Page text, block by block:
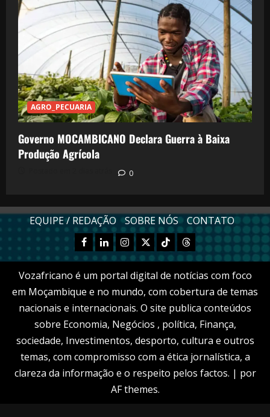
AGRO_PECUARIA
Governo MOCAMBICANO Declara Guerra à Baixa
Produção Agrícola
0
EQUIPE / REDAÇÃO SOBRE NÓS CONTATO
Facebook
LinkednInstagram
X TikTokThreads
Vozafricano é um portal digital de notícias com foco
em Moçambique e no mundo, com cobertura de temas
nacionais e internacionais. O site publica conteúdos
sobre Economia, Negócios , política, Finança,
sociedade, Investimentos, desporto, cultura e outros
temas, com compromisso com a ética jornalística, a
clareza da informação e o respeito pelos factos. | por
AF themes.